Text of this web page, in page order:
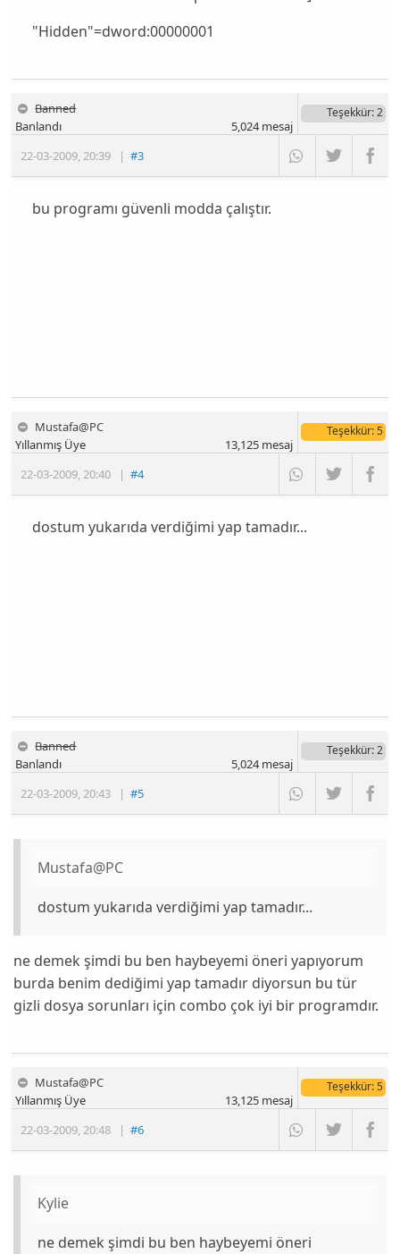
"Hidden"=dword:00000001
Banned
22-03-2009,20:39 |#3
Banlandı
Teşekkür: 2
5,024mesaj
bu programı güvenli modda çalıştır.
Mustafa@PC
22-03-2009,20:40 |#4
Yıllanmış Üye
Teşekkür: 5
13,125mesaj
dostum yukarıda verdiğimi yap tamadır...
Banned
22-03-2009,20:43 |#5
Banlandı
Teşekkür: 2
5,024mesaj
Mustafa@PC
dostum yukarıda verdiğimi yap tamadır...
ne demek şimdi bu ben haybeyemi öneri yapıyorum
burda benim dediğimi yap tamadır diyorsun bu tür
gizli dosya sorunları için combo çok iyi bir programdır.
Mustafa@PC
22-03-2009 20:48 |#6
Yıllanmış Üye
Teşekkür: 5
13,125mesaj
Kylie
ne demek şimdi bu ben haybeyemi öneri